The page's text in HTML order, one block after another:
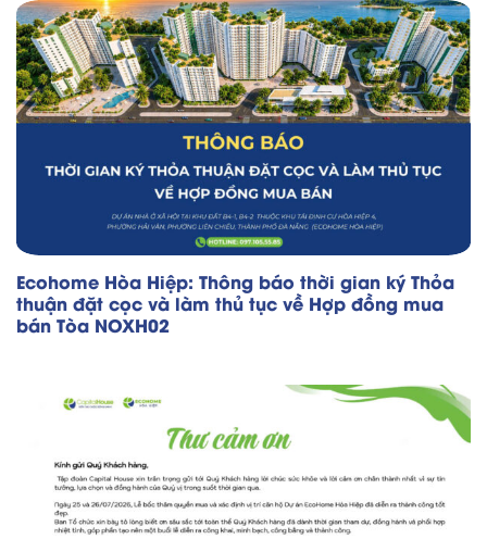
Ecohome Hòa Hiệp: Thông báo thời gian ký Thỏa
thuận đặt cọc và làm thủ tục về Hợp đồng mua
bán Tòa NOXH02